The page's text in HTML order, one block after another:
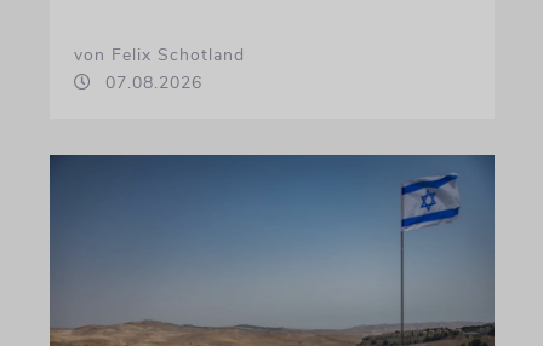
von Felix Schotland
07.08.2026